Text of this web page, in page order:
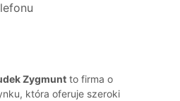
Zygmunt to firma o
która oferuje szeroki